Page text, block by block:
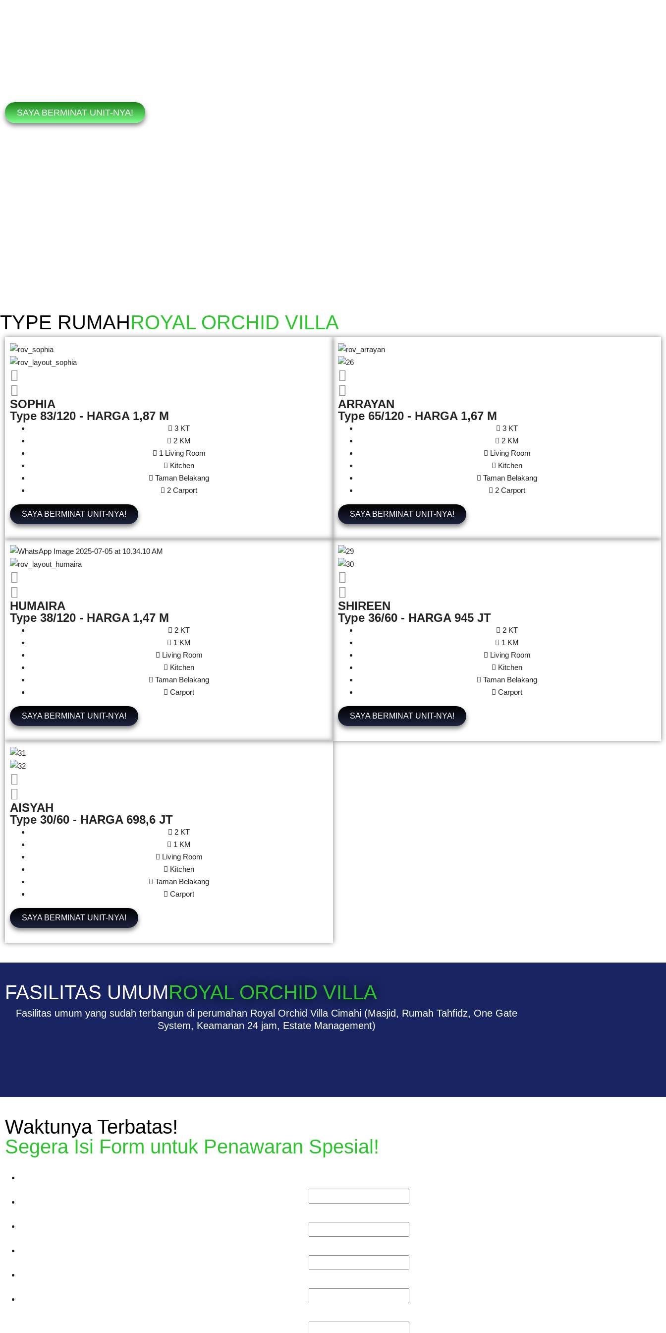
SAYA BERMINAT UNIT-NYA!
TYPE RUMAHROYAL ORCHID VILLA
SOPHIA
Type 83/120 - HARGA 1,87 M
3 KT
2 KM
1 Living Room
Kitchen
Taman Belakang
2 Carport
SAYA BERMINAT UNIT-NYA!
ARRAYAN
Type 65/120 - HARGA 1,67 M
3 KT
2 KM
Living Room
Kitchen
Taman Belakang
2 Carport
SAYA BERMINAT UNIT-NYA!
HUMAIRA
Type 38/120 - HARGA 1,47 M
2 KT
1 KM
Living Room
Kitchen
Taman Belakang
Carport
SAYA BERMINAT UNIT-NYA!
SHIREEN
Type 36/60 - HARGA 945 JT
2 KT
1 KM
Living Room
Kitchen
Taman Belakang
Carport
SAYA BERMINAT UNIT-NYA!
AISYAH
Type 30/60 - HARGA 698,6 JT
2 KT
1 KM
Living Room
Kitchen
Taman Belakang
Carport
SAYA BERMINAT UNIT-NYA!
FASILITAS UMUMROYAL ORCHID VILLA
Fasilitas umum yang sudah terbangun di perumahan Royal Orchid Villa Cimahi (Masjid, Rumah Tahfidz, One Gate
System, Keamanan 24 jam, Estate Management)
Waktunya Terbatas!
Segera Isi Form untuk Penawaran Spesial!